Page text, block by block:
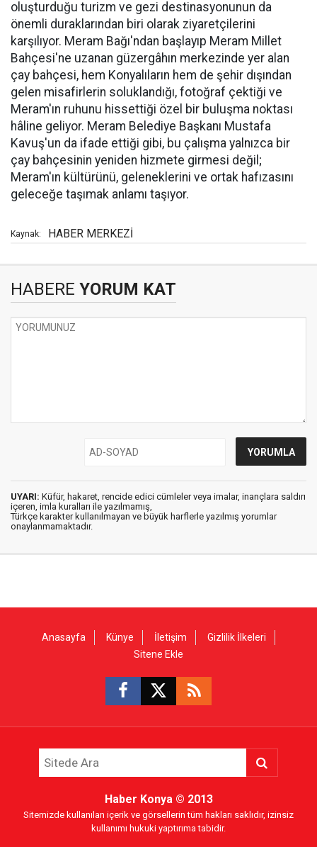
oluşturduğu turizm ve gezi destinasyonunun da
önemli duraklarından biri olarak ziyaretçilerini
karşılıyor. Meram Bağı'ndan başlayıp Meram Millet
Bahçesi'ne uzanan güzergâhın merkezinde yer alan
çay bahçesi, hem Konyalıların hem de şehir dışından
gelen misafirlerin soluklandığı, fotoğraf çektiği ve
Meram'ın ruhunu hissettiği özel bir buluşma noktası
hâline geliyor. Meram Belediye Başkanı Mustafa
Kavuş'un da ifade ettiği gibi, bu çalışma yalnızca bir
çay bahçesinin yeniden hizmete girmesi değil;
Meram'ın kültürünü, geleneklerini ve ortak hafızasını
geleceğe taşımak anlamı taşıyor.
Kaynak: HABER MERKEZİ
HABERE YORUM KAT
UYARI: Küfür, hakaret, rencide edici cümleler veya imalar, inançlara saldırı
içeren, imla kuralları ile yazılmamış,
Türkçe karakter kullanılmayan ve büyük harflerle yazılmış yorumlar
onaylanmamaktadır.
Anasayfa Künye İletişim
Gizlilik İlkeleri
Sitene Ekle
Haber Konya© 2013
Sitemizde kullanılan içerik ve görsellerin tüm hakları saklıdır, izinsiz
kullanımı hukuki yaptırıma tabidir.